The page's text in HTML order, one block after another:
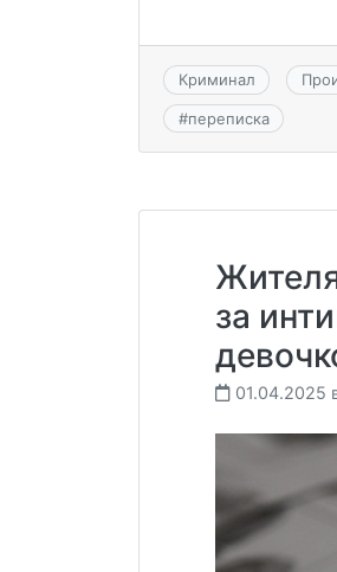
Криминал
#переписка
за
01.04.2025